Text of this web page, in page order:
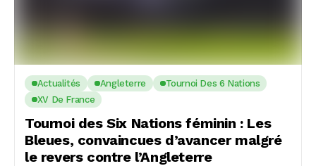
Actualités Angleterre
Tournoi Des 6 Nations
XV De France
Tournoi des Six Nations féminin : Les
Bleues, convaincues d’avancer malgré
le revers contre l’Angleterre